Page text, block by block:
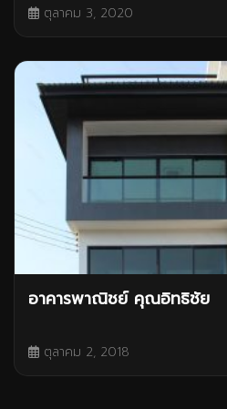
ตุลาคม 3, 2020
อาคารพาณิชย์ คุณอิทธิชัย
ตุลาคม 2, 2018